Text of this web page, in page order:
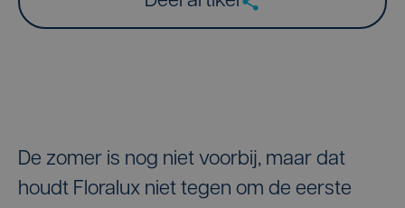
De zomer is nog niet voorbij, maar dat
houdt Floralux niet tegen om de eerste